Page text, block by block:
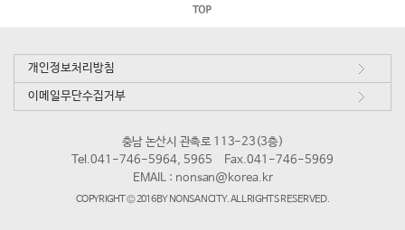
개인정보처리방침
이메일무단수집거부
충남 논산시 관촉로 113-23(3층)
Tel.041-746-5964, 5965
Fax.041-746-5969
EMAIL : nonsan@korea.kr
COPYRIGHT © 2016 BY NONSAN CITY. ALL RIGHTS RESERVED.